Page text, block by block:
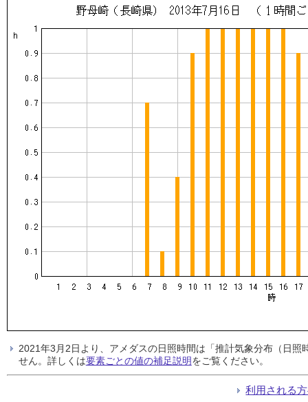
2021年3月2日より、アメダスの日照時間は「推計気象分布（日
せん。詳しくは要素ごとの値の補足説明をご覧ください。
利用される